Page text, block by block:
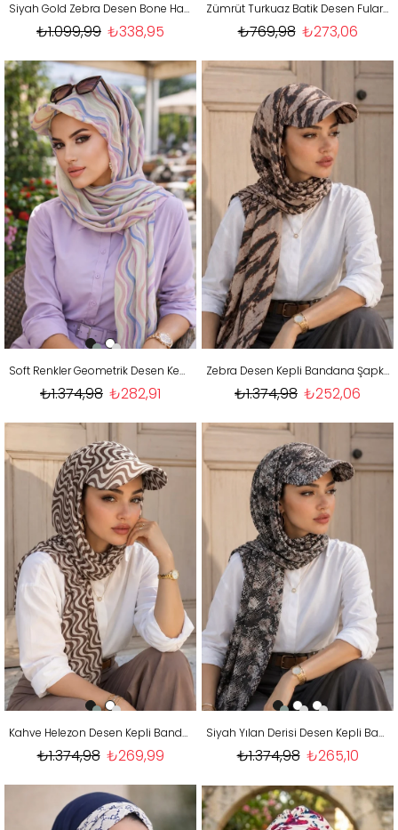
Siyah Gold Zebra Desen Bone Hazır Şal
₺338,95
₺1.099,99
Zümrüt Turkuaz Batik Desen Fularlı Bone
₺273,06
₺769,98
Soft Renkler Geometrik Desen Kepli Bandana Şapka Şal
₺282,91
₺1.374,98
Zebra Desen Kepli Bandana Şapka Şal
₺252,06
₺1.374,98
Kahve Helezon Desen Kepli Bandana Şapka Şal
₺269,99
₺1.374,98
Siyah Yılan Derisi Desen Kepli Bandana Şapka Şal
₺265,10
₺1.374,98